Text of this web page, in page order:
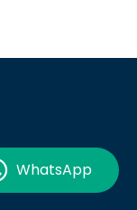
WhatsApp